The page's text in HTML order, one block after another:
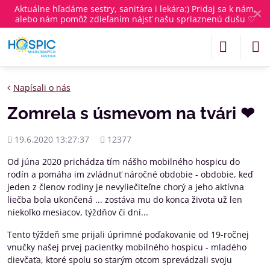
✕
Aktuálne hľadáme sestry, sanitára i lekára:) Pridaj sa k nám,
alebo nám pomôž zdieľaním nájsť našu spriaznenú dušu ♡
Napísali o nás
Zomrela s úsmevom na tvári ❤
Pridané
19.6.2020 13:27:37
Počet
12377
Od júna 2020 prichádza tím nášho mobilného hospicu do
rodín a pomáha im zvládnuť náročné obdobie - obdobie, keď
jeden z členov rodiny je nevyliečiteľne chorý a jeho aktívna
liečba bola ukončená ... zostáva mu do konca života už len
niekoľko mesiacov, týždňov či dní...
Tento týždeň sme prijali úprimné poďakovanie od 19-ročnej
vnučky našej prvej pacientky mobilného hospicu - mladého
dievčaťa, ktoré spolu so starým otcom sprevádzali svoju